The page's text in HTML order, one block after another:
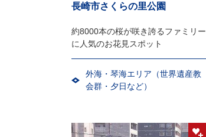
長崎市さくらの里公園
約8000本の桜が咲き誇るファミリー
に人気のお花見スポット
外海・琴海エリア（世界遺産教
会群・夕日など）